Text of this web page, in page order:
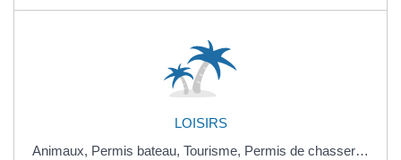
LOISIRS
Animaux, Permis bateau, Tourisme, Permis de chasser…